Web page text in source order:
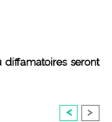
diffamatoires seront
< >